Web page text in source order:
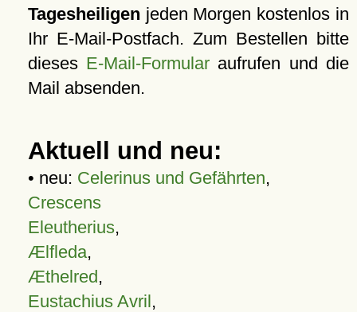
Tagesheiligen jeden Morgen kostenlos in
Ihr E-Mail-Postfach. Zum Bestellen bitte
dieses E-Mail-Formular aufrufen und die
Mail absenden.
Aktuell und neu:
• neu: Celerinus und Gefährten,
Crescens
Eleutherius,
Ælfleda,
Æthelred,
Eustachius Avril,